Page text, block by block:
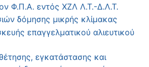
Φ.Π.Α. εντός ΧΖΛ Λ.Τ.-Δ.Λ.Τ.
δόμησης μικρής κλίμακας
επαγγελματικού αλιευτικού
εγκατάστασης και